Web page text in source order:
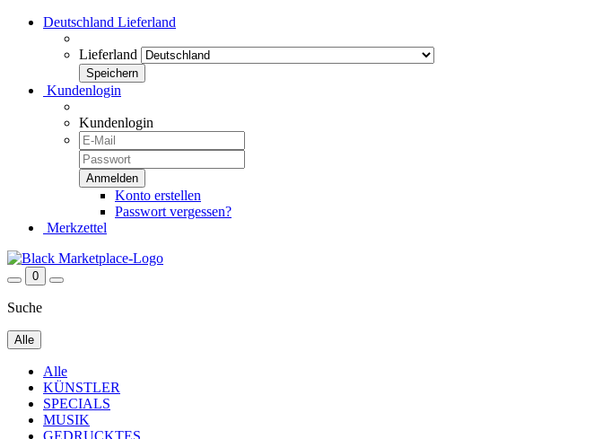
Deutschland Lieferland
Lieferland
Kundenlogin
Kundenlogin
Konto erstellen
Passwort vergessen?
Merkzettel
0
Suche
Alle
Alle
KÜNSTLER
SPECIALS
MUSIK
GEDRUCKTES